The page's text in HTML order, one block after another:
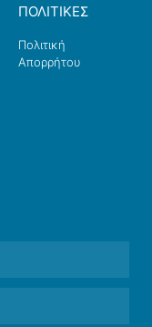
ΠΟΛΙΤΙΚΕΣ
Πολιτική
Απορρήτου